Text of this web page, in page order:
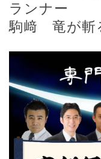
ランナー
駒﨑 竜が斬